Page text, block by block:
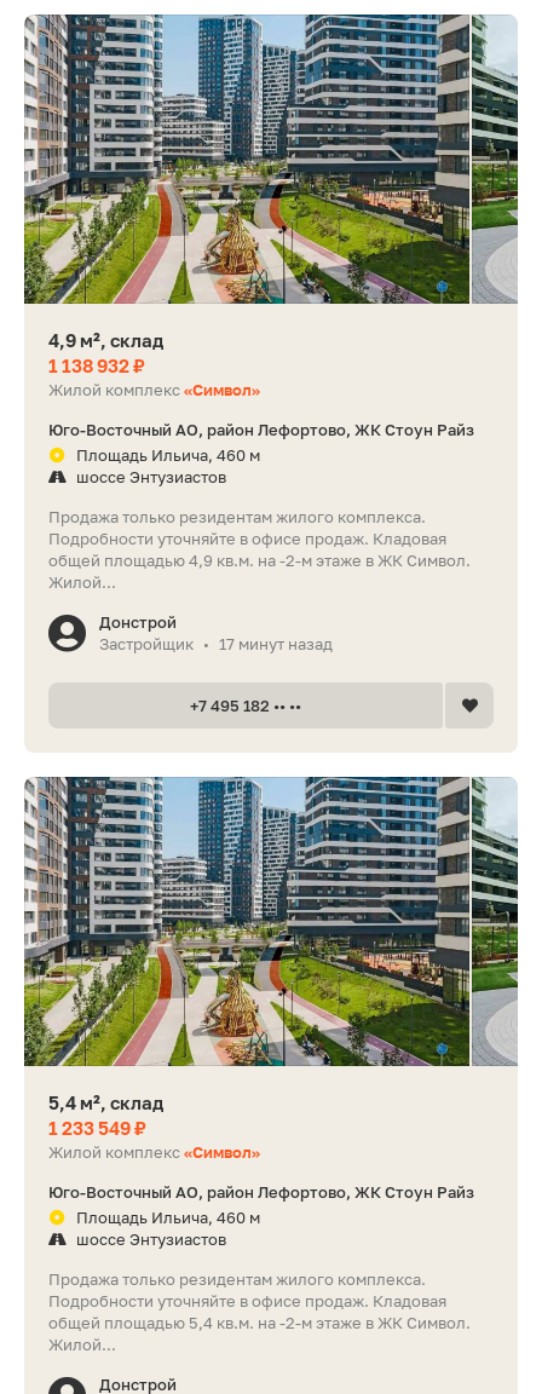
4,9 м², склад
1 138 932 ₽
Жилой комплекс«Символ»
Юго-Восточный АО, район Лефортово, ЖК Стоун Райз
Площадь Ильича, 460 м
шоссе Энтузиастов
Продажа только резидентам жилого комплекса.
Подробности уточняйте в офисе продаж. Кладовая
общей площадью 4,9 кв.м. на -2-м этаже в ЖК Символ.
Жилой...
Донстрой
Застройщик • 17 минут назад
+7 495 182 •• ••
5,4 м², склад
1 233 549 ₽
Жилой комплекс«Символ»
Юго-Восточный АО, район Лефортово, ЖК Стоун Райз
Площадь Ильича, 460 м
шоссе Энтузиастов
Продажа только резидентам жилого комплекса.
Подробности уточняйте в офисе продаж. Кладовая
общей площадью 5,4 кв.м. на -2-м этаже в ЖК Символ.
Жилой...
Донстрой